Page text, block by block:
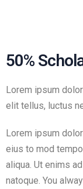
50%
Lorem ipsum
elit tellus, luctus
Lorem ipsum
eius to mod
aliqua. Ut enims
natoque. You